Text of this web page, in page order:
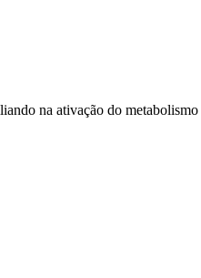
na ativação do